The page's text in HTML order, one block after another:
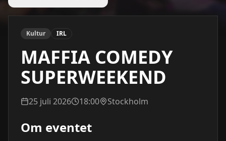
Kultur IRL
MAFFIA COMEDY
SUPERWEEKEND
25 juli 2026 18:00 Stockholm
Om eventet